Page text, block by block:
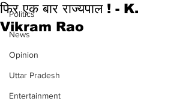
Politics
News
Opinion
Uttar Pradesh
Entertainment
फिर एक बार राज्यपाल ! - K.
Vikram Rao